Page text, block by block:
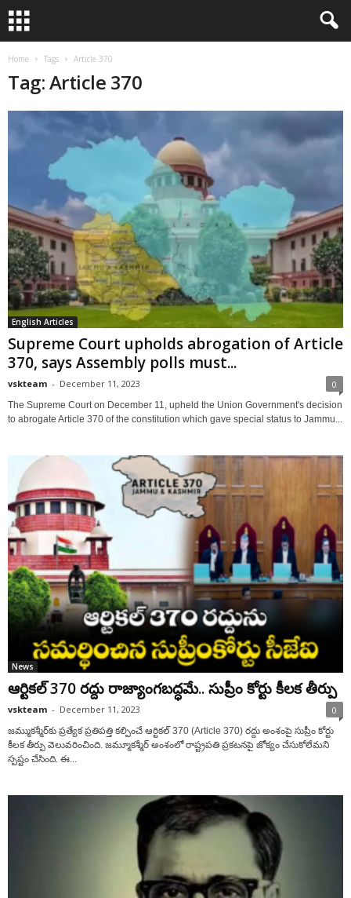
Home Tags Article 370
Tag: Article 370
English Articles
Supreme Court upholds abrogation of Article
370, says Assembly polls must...
vskteam - December 11, 2023 0
The Supreme Court on December 11, upheld the Union Government's decision
to abrogate Article 370 of the constitution which gave special status to Jammu...
News
ఆర్టికల్‌ 370 రద్దు రాజ్యాంగబద్ధమే.. సుప్రీం కోర్టు కీలక తీర్పు
vskteam - December 11, 2023 0
జమ్ముకశ్మీర్‌కు ప్రత్యేక ప్రతిపత్తి కల్పించే ఆర్టికల్‌ 370 (Article 370) రద్దు అంశంపై సుప్రీం కోర్టు
కీలక తీర్పు వెలువరించింది. జమ్మూకశ్మీర్‌ అంశంలో రాష్ట్రపతి ప్రకటనపై జోక్యం చేసుకోలేమని
స్పష్టం చేసింది. ఈ...